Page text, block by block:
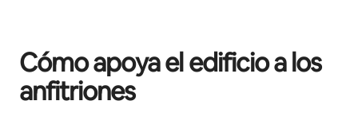
Cómo apoya el edificio a los
anfitriones